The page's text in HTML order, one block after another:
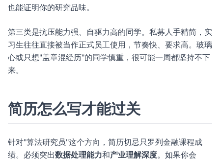
也能证明你的研究品味。
第三类是抗压能力强、自驱力高的同学。私募人手精简，实
习生往往直接被当作正式员工使用，节奏快、要求高。玻璃
心或只想"盖章混经历"的同学慎重，很可能一周都坚持不下
来。
简历怎么写才能过关
针对"算法研究员"这个方向，简历切忌只罗列金融课程成
绩。必须突出数据处理能力和产业理解深度。如果你会